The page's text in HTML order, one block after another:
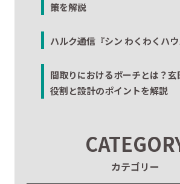
策を解説
ハルク通信『シン わくわくハウ
間取りにおけるポーチとは？玄
役割と設計のポイントを解説
カテゴリー